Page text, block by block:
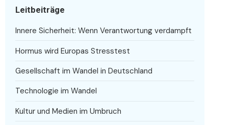
Leitbeiträge
Innere Sicherheit: Wenn Verantwortung verdampft
Hormus wird Europas Stresstest
Gesellschaft im Wandel in Deutschland
Technologie im Wandel
Kultur und Medien im Umbruch